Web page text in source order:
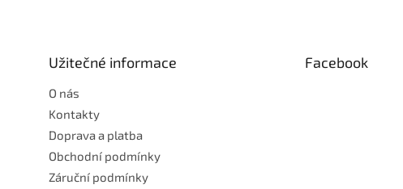
Užitečné informace
O nás
Kontakty
Doprava a platba
Obchodní podmínky
Záruční podmínky
Facebook